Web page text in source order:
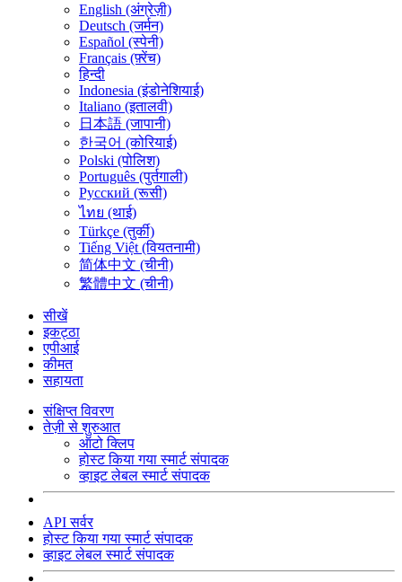
English (अंग्रेज़ी)
Deutsch (जर्मन)
Español (स्पेनी)
Français (फ़्रेंच)
हिन्दी
Indonesia (इंडोनेशियाई)
Italiano (इतालवी)
日本語 (जापानी)
한국어 (कोरियाई)
Polski (पोलिश)
Português (पुर्तगाली)
Русский (रूसी)
ไทย (थाई)
Türkçe (तुर्की)
Tiếng Việt (वियतनामी)
简体中文 (चीनी)
繁體中文 (चीनी)
सीखें
इकट्ठा
एपीआई
कीमत
सहायता
संक्षिप्त विवरण
तेज़ी से शुरुआत
ऑटो क्लिप
होस्ट किया गया स्मार्ट संपादक
व्हाइट लेबल स्मार्ट संपादक
API सर्वर
होस्ट किया गया स्मार्ट संपादक
व्हाइट लेबल स्मार्ट संपादक